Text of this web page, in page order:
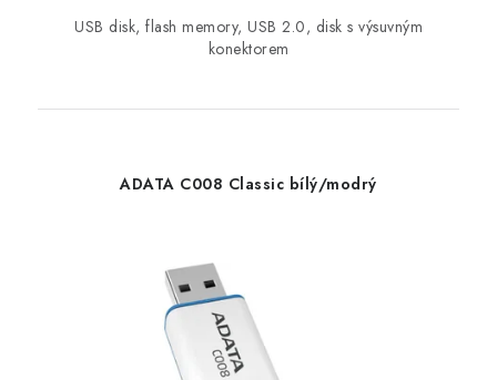
USB disk, flash memory, USB 2.0, disk s výsuvným
konektorem
ADATA C008 Classic bílý/modrý